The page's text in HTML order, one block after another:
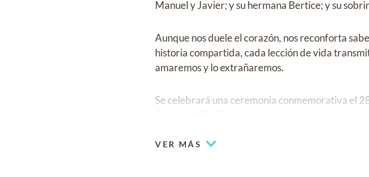
Manuel y Javier; y su hermana Bertice; y su
Aunque nos duele el corazón, nos reconforta
historia compartida, cada lección de vida
amaremos y lo extrañaremos.
Se celebrará una ceremonia conmemorativa el
VER MÁS